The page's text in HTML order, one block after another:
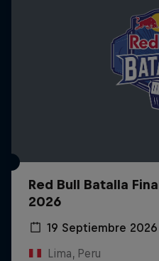
Red Bull Batalla
2026
19 Septiembre 2026
Lima, Peru